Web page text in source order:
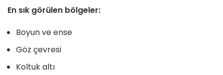
En sık görülen bölgeler:
Boyun ve ense
Göz çevresi
Koltuk altı